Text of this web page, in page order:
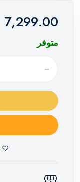
7,299.00
متوفر